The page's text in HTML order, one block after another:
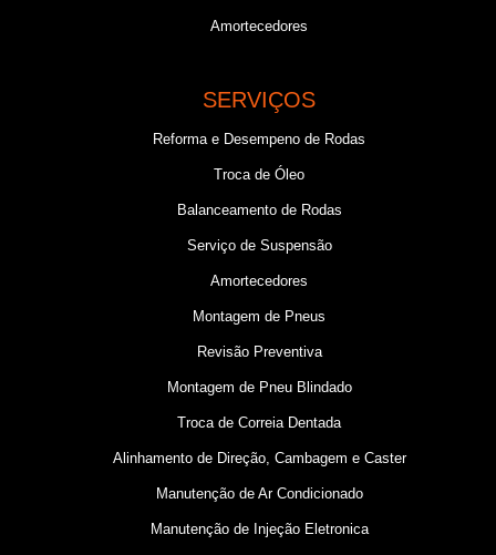
Amortecedores
SERVIÇOS
Reforma e Desempeno de Rodas
Troca de Óleo
Balanceamento de Rodas
Serviço de Suspensão
Amortecedores
Montagem de Pneus
Revisão Preventiva
Montagem de Pneu Blindado
Troca de Correia Dentada
Alinhamento de Direção, Cambagem e Caster
Manutenção de Ar Condicionado
Manutenção de Injeção Eletronica